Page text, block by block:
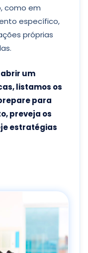
como em
específico,
próprias
um
listamos os
para
preveja os
estratégias